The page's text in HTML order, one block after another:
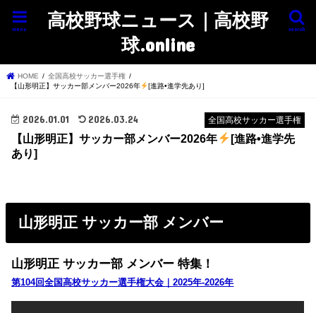
高校野球ニュース｜高校野
球.online
search
menu
HOME
全国高校サッカー選手権
【山形明正】サッカー部メンバー2026年
[進路•進学先あり]
全国高校サッカー選手権
2026.01.01 2026.03.24
【山形明正】サッカー部メンバー2026年
[進路•進学先
あり]
山形明正 サッカー部 メンバー
山形明正 サッカー部 メンバー 特集！
第104回全国高校サッカー選手権大会｜2025年-2026年